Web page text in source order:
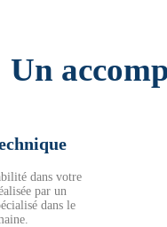
Un
dans votre
par un
dans le